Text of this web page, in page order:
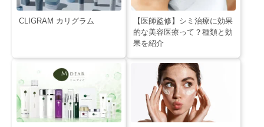
CLIGRAM カリグラム
【医師監修】シミ治療に効果
的な美容医療って？種類と効
果を紹介